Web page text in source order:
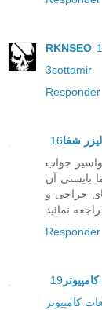
RKNSEO
3sottamir
Responder
شفا
جواب
بایستی آن
جراحی و
Responder
کامپیوتر